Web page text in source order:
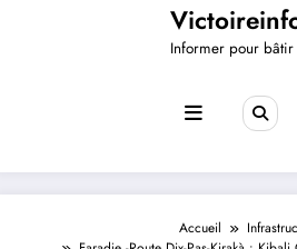
Informer pour
Accueil